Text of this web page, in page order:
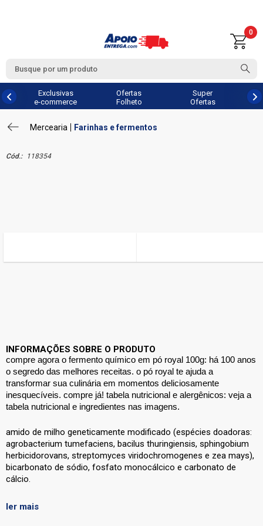
0
Exclusivas
e-commerce
Ofertas
Folheto
Super
Ofertas
Mercearia Farinhas e fermentos
Cód.: 118354
INFORMAÇÕES SOBRE O PRODUTO
compre agora o fermento químico em pó royal 100g: há 100 anos
o segredo das melhores receitas. o pó royal te ajuda a
transformar sua culinária em momentos deliciosamente
inesquecíveis. compre já! tabela nutricional e alergênicos: veja a
tabela nutricional e ingredientes nas imagens.
amido de milho geneticamente modificado (espécies doadoras:
agrobacterium tumefaciens, bacilus thuringiensis, sphingobium
herbicidorovans, streptomyces viridochromogenes e zea mays),
bicarbonato de sódio, fosfato monocálcico e carbonato de
cálcio.
ler mais